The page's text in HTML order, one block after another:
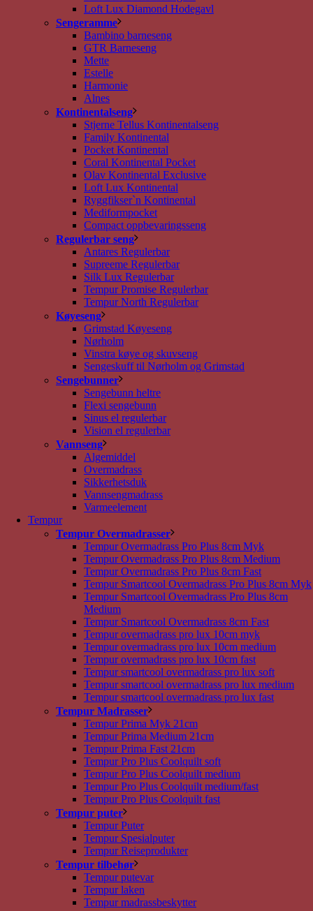
Loft Lux Diamond Hodegavl
Sengeramme
Bambino barneseng
GTR Barneseng
Mette
Estelle
Harmonie
Alnes
Kontinentalseng
Stjerne Tellus Kontinentalseng
Family Kontinental
Pocket Kontinental
Coral Kontinental Pocket
Olav Kontinental Exclusive
Loft Lux Kontinental
Ryggfikser`n Kontinental
Mediformpocket
Compact oppbevaringsseng
Regulerbar seng
Antares Regulerbar
Supreeme Regulerbar
Silk Lux Regulerbar
Tempur Promise Regulerbar
Tempur North Regulerbar
Køyeseng
Grimstad Køyeseng
Nørholm
Vinstra køye og skuvseng
Sengeskuff til Nørholm og Grimstad
Sengebunner
Sengebunn heltre
Flexi sengebunn
Sinus el regulerbar
Vision el regulerbar
Vannseng
Algemiddel
Overmadrass
Sikkerhetsduk
Vannsengmadrass
Varmeelement
Tempur
Tempur Overmadrasser
Tempur Overmadrass Pro Plus 8cm Myk
Tempur Overmadrass Pro Plus 8cm Medium
Tempur Overmadrass Pro Plus 8cm Fast
Tempur Smartcool Overmadrass Pro Plus 8cm Myk
Tempur Smartcool Overmadrass Pro Plus 8cm
Medium
Tempur Smartcool Overmadrass 8cm Fast
Tempur overmadrass pro lux 10cm myk
Tempur overmadrass pro lux 10cm medium
Tempur overmadrass pro lux 10cm fast
Tempur smartcool overmadrass pro lux soft
Tempur smartcool overmadrass pro lux medium
Tempur smartcool overmadrass pro lux fast
Tempur Madrasser
Tempur Prima Myk 21cm
Tempur Prima Medium 21cm
Tempur Prima Fast 21cm
Tempur Pro Plus Coolquilt soft
Tempur Pro Plus Coolquilt medium
Tempur Pro Plus Coolquilt medium/fast
Tempur Pro Plus Coolquilt fast
Tempur puter
Tempur Puter
Tempur Spesialputer
Tempur Reiseprodukter
Tempur tilbehør
Tempur putevar
Tempur laken
Tempur madrassbeskytter